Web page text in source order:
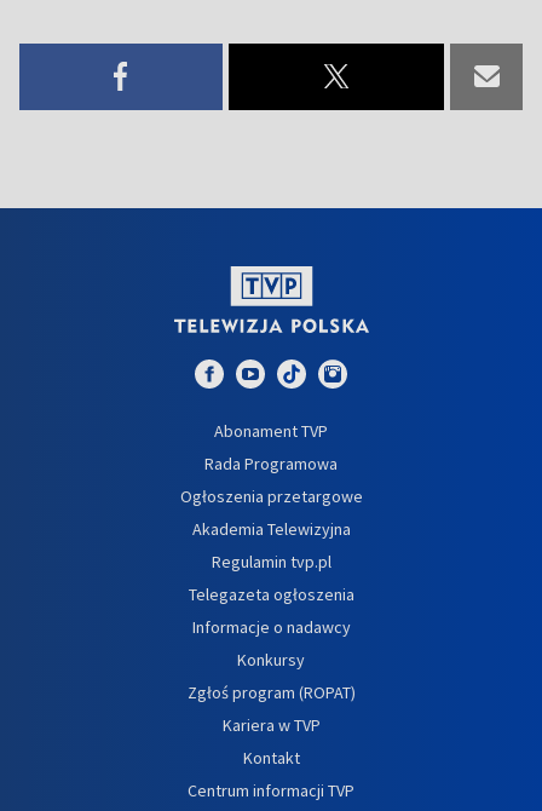
Abonament TVP
Rada Programowa
Ogłoszenia przetargowe
Akademia Telewizyjna
Regulamin tvp.pl
Telegazeta ogłoszenia
Informacje o nadawcy
Konkursy
Zgłoś program (ROPAT)
Kariera w TVP
Kontakt
Centrum informacji TVP